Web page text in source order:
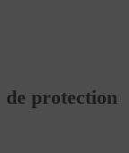
protection